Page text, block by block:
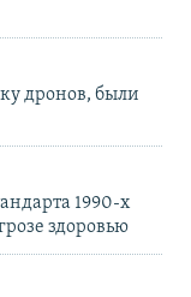
дронов, были
1990-х
здоровью